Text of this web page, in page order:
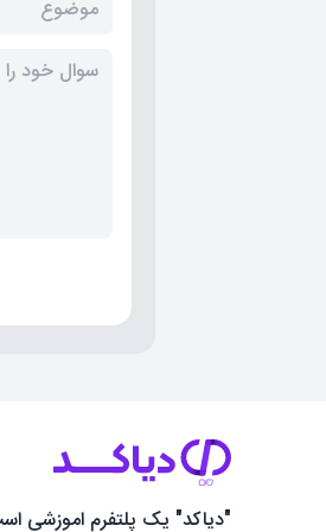
"دیاکد" یک پلتفرم اموزشی